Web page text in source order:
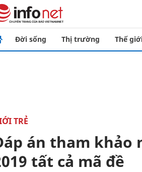
Đời sống Thị trường Thế
TRẺ
án tham khảo
tất cả mã đề